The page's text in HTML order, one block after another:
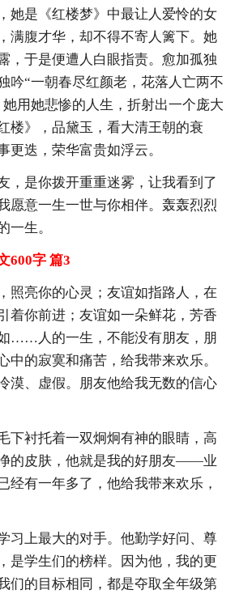
她是《红楼梦》中最让人爱怜的女
满腹才华，却不得不寄人篱下。她
，于是便遭人白眼指责。愈加孤独
吟“一朝春尽红颜老，花落人亡两不
用她悲惨的人生，折射出一个庞大
楼》，品黛玉，看大清王朝的衰
更迭，荣华富贵如浮云。
，是你拨开重重迷雾，让我看到了
愿意一生一世与你相伴。轰轰烈烈
一生。
600字 篇3
照亮你的心灵；友谊如指路人，在
着你前进；友谊如一朵鲜花，芳香
……人的一生，不能没有朋友，朋
中的寂寞和痛苦，给我带来欢乐。
漠、虚假。朋友他给我无数的信心
下衬托着一双炯炯有神的眼睛，高
的皮肤，他就是我的好朋友——业
经有一年多了，他给我带来欢乐，
习上最大的对手。他勤学好问、尊
是学生们的榜样。因为他，我的更
们的目标相同，都是夺取全年级第